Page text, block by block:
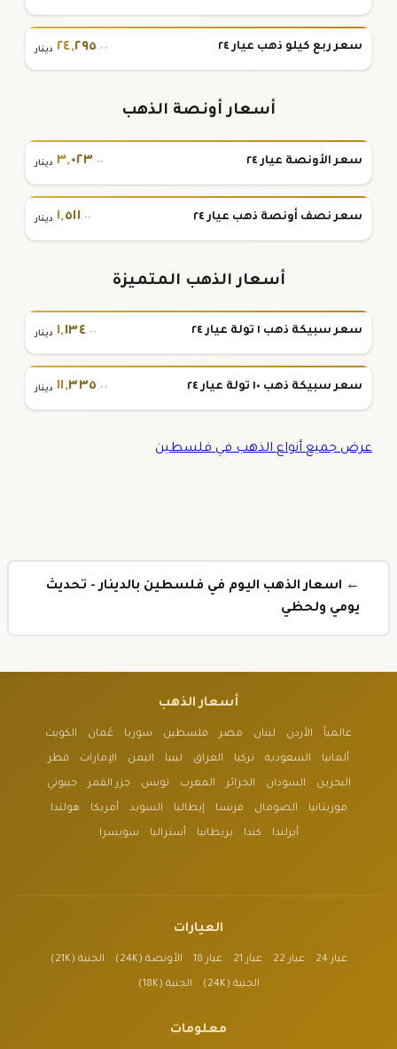
سعر ربع كيلو ذهب عيار ٢٤ ٢٤,٢٩٥ .٠٠ دينار
أسعار أونصة الذهب
سعر الأونصة عيار ٢٤ ٣,٠٢٣.٠٠ دينار
سعر نصف أونصة ذهب عيار ٢٤ ١,٥١١.٠٠ دينار
أسعار الذهب المتميزة
سعر سبيكة ذهب ١ تولة عيار ٢٤ ١,١٣٤.٠٠ دينار
سعر سبيكة ذهب ١٠ تولة عيار ٢٤ ١١,٣٣٥ .٠٠ دينار
عرض جميع أنواع الذهب في فلسطين
← اسعار الذهب اليوم في فلسطين بالدينار - تحديث
يومي ولحظي
أسعار الذهب
عالمياً الأردن لبنان مصر فلسطين سوريا عُمان الكويت
ألمانيا السعودية تركيا العراق ليبيا اليمن الإمارات قطر
البحرين السودان الجزائر المغرب تونس جزر القمر جيبوتي
موريتانيا الصومال فرنسا إيطاليا السويد أمريكا هولندا
أيرلندا كندا بريطانيا أستراليا سويسرا
العيارات
عيار 24 عيار 22 عيار 21 عيار 18 الأونصة (24K) الجنية (21K)
الجنية (24K) الجنية (18K)
معلومات